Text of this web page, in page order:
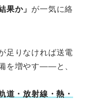
果か」 が一気に絡
足りなければ送電
を増やす——と、
道・放射線・熱・